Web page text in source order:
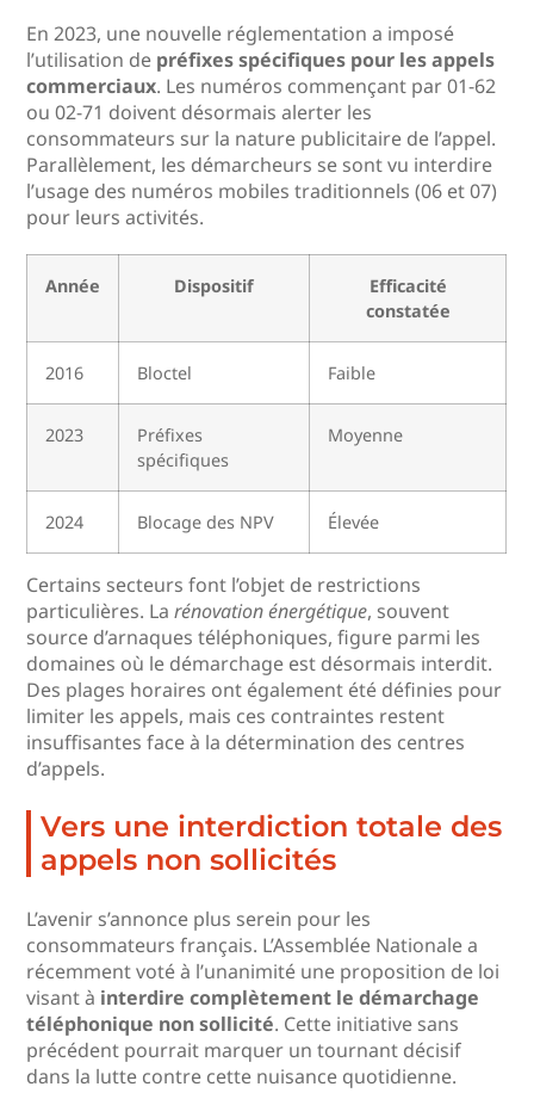
En 2023, une nouvelle réglementation a imposé
l’utilisation de préfixes spécifiques pour les appels
commerciaux. Les numéros commençant par 01-62
ou 02-71 doivent désormais alerter les
consommateurs sur la nature publicitaire de l’appel.
Parallèlement, les démarcheurs se sont vu interdire
l’usage des numéros mobiles traditionnels (06 et 07)
pour leurs activités.
Année Dispositif
Efficacité
constatée
2016 Bloctel Faible
2023
Préfixes
spécifiques
Moyenne
2024 Blocage des NPV Élevée
Certains secteurs font l’objet de restrictions
particulières. Larénovation énergétique, souvent
source d’arnaques téléphoniques, figure parmi les
domaines où le démarchage est désormais interdit.
Des plages horaires ont également été définies pour
limiter les appels, mais ces contraintes restent
insuffisantes face à la détermination des centres
d’appels.
Vers une interdiction totale des
appels non sollicités
L’avenir s’annonce plus serein pour les
consommateurs français. L’Assemblée Nationale a
récemment voté à l’unanimité une proposition de loi
visant à interdire complètement le démarchage
téléphonique non sollicité. Cette initiative sans
précédent pourrait marquer un tournant décisif
dans la lutte contre cette nuisance quotidienne.